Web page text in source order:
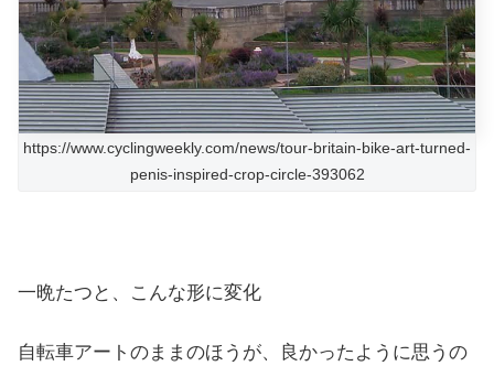
https://www.cyclingweekly.com/news/tour-britain-bike-art-turned-
penis-inspired-crop-circle-393062
一晩たつと、こんな形に変化
自転車アートのままのほうが、良かったように思うの